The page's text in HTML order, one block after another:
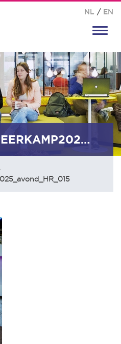
NL / EN
250522_TUE_MEERKAMP2025_AVOND_HR_015